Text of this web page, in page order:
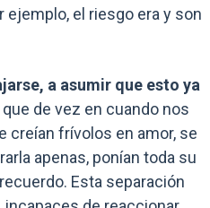
ejemplo, el riesgo era y son
a asumir que esto ya
de vez en cuando nos
creían frívolos en amor, se
apenas, ponían toda su
Esta separación